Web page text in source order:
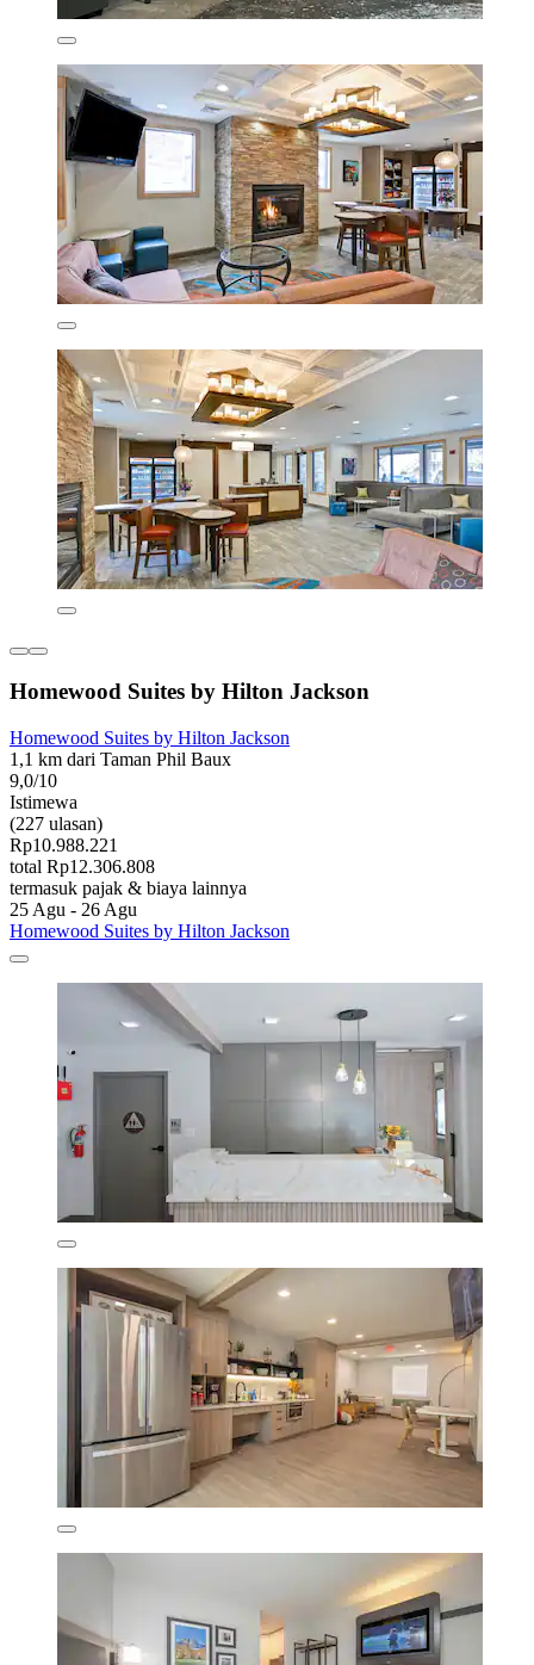
Homewood Suites by Hilton Jackson
Homewood Suites by Hilton Jackson
1,1 km dari Taman Phil Baux
9,0/10
Istimewa
(227 ulasan)
Rp10.988.221
total Rp12.306.808
termasuk pajak & biaya lainnya
25 Agu - 26 Agu
Homewood Suites by Hilton Jackson